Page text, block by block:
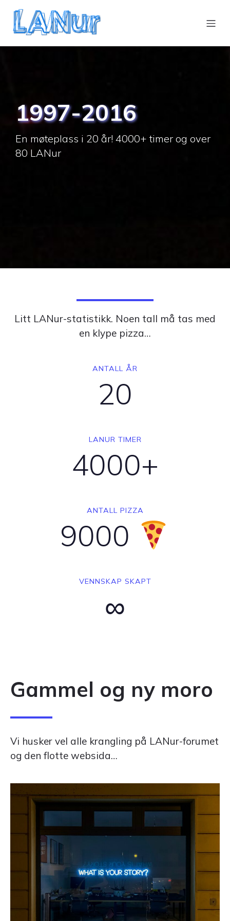
1997-2016
En møteplass i 20 år! 4000+ timer og over
80 LANur
Litt LANur-statistikk. Noen tall må tas med
en klype pizza…
ANTALL ÅR
20
LANUR TIMER
4000+
ANTALL PIZZA
9000
VENNSKAP SKAPT
∞
Gammel og ny moro
Vi husker vel alle krangling på LANur-forumet
og den flotte websida…